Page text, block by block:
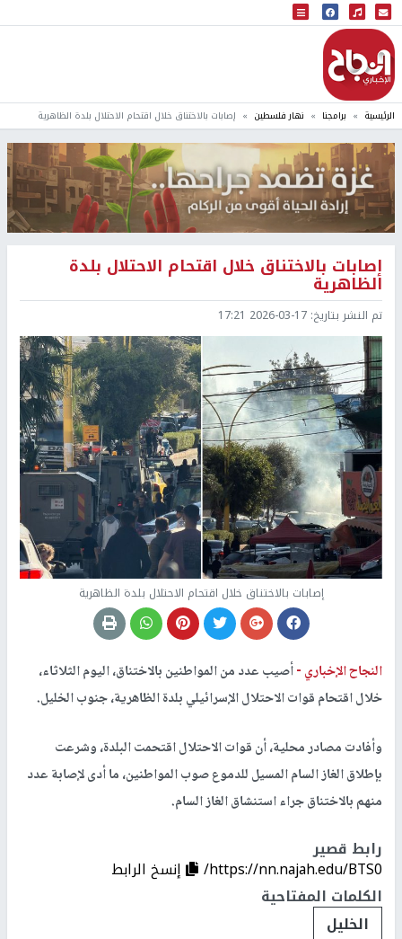
البث المباشر
إذاعة النجاح
الرئيسية برامجنا نهار فلسطين إصابات بالاختناق خلال اقتحام الاحتلال بلدة الظاهرية
إصابات بالاختناق خلال اقتحام الاحتلال بلدة
الظاهرية
تم النشر بتاريخ: 2026-03-17 17:21
إصابات بالاختناق خلال اقتحام الاحتلال بلدة الظاهرية
النجاح الإخباري -أصيب عدد من المواطنين بالاختناق، اليوم الثلاثاء،
خلال اقتحام قوات الاحتلال الإسرائيلي بلدة الظاهرية، جنوب الخليل.
وأفادت مصادر محلية، أن قوات الاحتلال اقتحمت البلدة، وشرعت
بإطلاق الغاز السام المسيل للدموع صوب المواطنين، ما أدى لإصابة عدد
منهم بالاختناق جراء استنشاق الغاز السام.
رابط قصير
https://nn.najah.edu/BTS0/
إنسخ الرابط
الكلمات المفتاحية
الخليل